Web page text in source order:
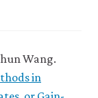
Wang.
in